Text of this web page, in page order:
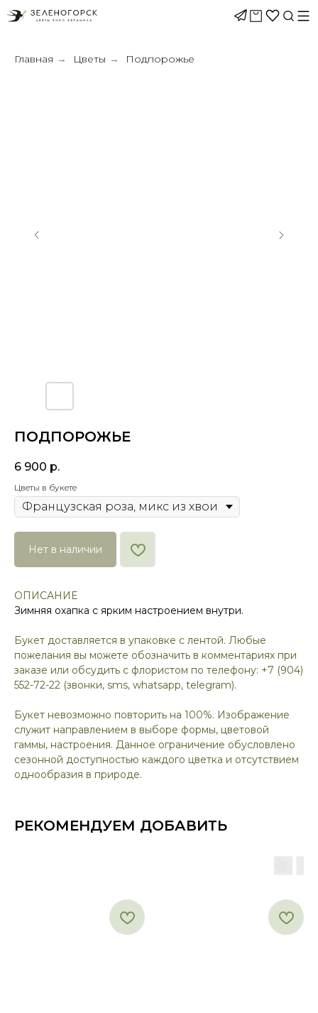
Главная → Цветы → Подпорожье
ПОДПОРОЖЬЕ
6 900 р.
Цветы в букете
Нет в наличии
ОПИСАНИЕ
Зимняя охапка с ярким настроением внутри.
Букет доставляется в упаковке с лентой. Любые
пожелания вы можете обозначить в комментариях при
заказе или обсудить с флористом по телефону: +7 (904)
552-72-22 (звонки, sms, whatsapp, telegram).
Букет невозможно повторить на 100%. Изображение
служит направлением в выборе формы, цветовой
гаммы, настроения. Данное ограничение обусловлено
сезонной доступностью каждого цветка и отсутствием
однообразия в природе.
РЕКОМЕНДУЕМ ДОБАВИТЬ